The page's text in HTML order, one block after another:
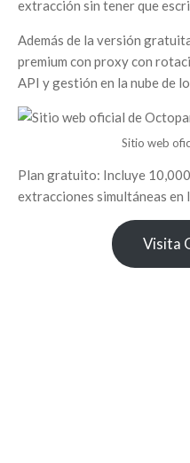
extracción sin tener que
Además de la versión
premium con proxy con
API y gestión en la nube de
Sitio web
Plan gratuito: Incluye
extracciones simultáneas en
Visita